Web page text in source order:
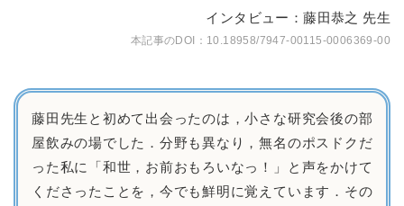
インタビュー：藤田恭之 先生
10.18958/7947-00115-0006369-00
藤田先生と初めて出会ったのは，小さな研究会後の部
屋飲みの場でした．分野も異なり，無名のポスドクだ
った私に「和世，お前おもろいなっ！」と声をかけて
くださったことを，今でも鮮明に覚えています．その